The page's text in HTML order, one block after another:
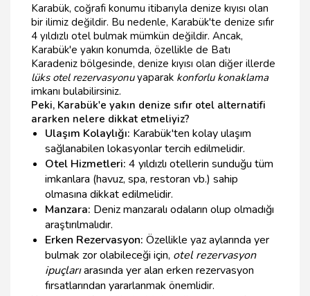
Karabük, coğrafi konumu itibarıyla denize kıyısı olan
bir ilimiz değildir. Bu nedenle, Karabük'te denize sıfır
4 yıldızlı otel bulmak mümkün değildir. Ancak,
Karabük'e yakın konumda, özellikle de Batı
Karadeniz bölgesinde, denize kıyısı olan diğer illerde
lüks otel rezervasyonuyaparak konforlu konaklama
imkanı bulabilirsiniz.
Peki, Karabük'e yakın denize sıfır otel alternatifi
ararken nelere dikkat etmeliyiz?
Ulaşım Kolaylığı: Karabük'ten kolay ulaşım
sağlanabilen lokasyonlar tercih edilmelidir.
Otel Hizmetleri: 4 yıldızlı otellerin sunduğu tüm
imkanlara (havuz, spa, restoran vb.) sahip
olmasına dikkat edilmelidir.
Manzara: Deniz manzaralı odaların olup olmadığı
araştırılmalıdır.
Erken Rezervasyon: Özellikle yaz aylarında yer
bulmak zor olabileceği için, otel rezervasyon
ipuçlarıarasında yer alan erken rezervasyon
fırsatlarından yararlanmak önemlidir.